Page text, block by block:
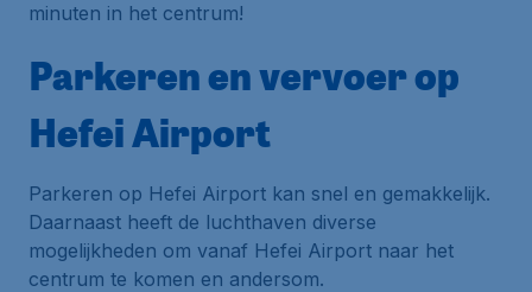
minuten in het centrum!
Parkeren en vervoer op
Hefei Airport
Parkeren op Hefei Airport kan snel en gemakkelijk.
Daarnaast heeft de luchthaven diverse
mogelijkheden om vanaf Hefei Airport naar het
centrum te komen en andersom.